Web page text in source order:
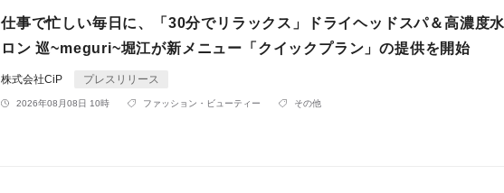
仕事で忙しい毎日に、「30分でリラックス」ドライヘッドスパ＆高濃度
ロン 巡~meguri~堀江が新メニュー「クイックプラン」の提供を開始
株式会社CiP プレスリリース
2026年08月08日 10時 ファッション・ビューティー その他